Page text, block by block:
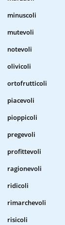
minuscoli
mutevoli
notevoli
olivicoli
ortofrutticoli
piacevoli
pioppicoli
pregevoli
profittevoli
ragionevoli
ridicoli
rimarchevoli
risicoli